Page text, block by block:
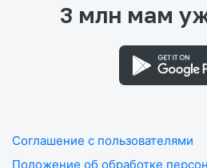
3 млн мам
Соглашение с пользователями
Положение об обработке